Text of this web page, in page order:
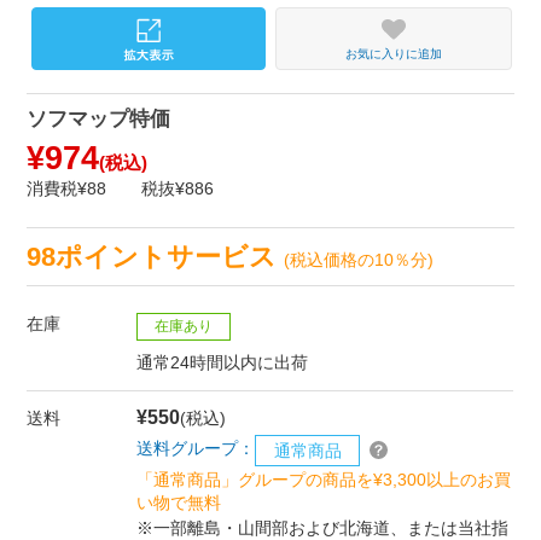
お気に入りに追加
ソフマップ特価
¥974(税込)
消費税¥88 税抜¥886
98ポイントサービス(税込価格の10％分)
在庫 在庫あり
通常24時間以内に出荷
送料 ¥550(税込)
送料グループ：
通常商品
「通常商品」グループの商品を¥3,300以上のお買
い物で無料
※一部離島・山間部および北海道、または当社指